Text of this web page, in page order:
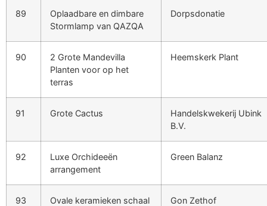
89
Oplaadbare en dimbare
Stormlamp van QAZQA
Dorpsdonatie
90
2 Grote Mandevilla
Planten voor op het
terras
Heemskerk Plant
91 Grote Cactus
Handelskwekerij Ubink
B.V.
92
Luxe Orchideeën
arrangement
Green Balanz
93
Ovale keramieken schaal
Gon Zethof